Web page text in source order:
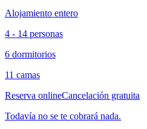
Alojamiento entero
4 - 14 personas
6 dormitorios
11 camas
Reserva onlineCancelación gratuita
Todavía no se te cobrará nada.